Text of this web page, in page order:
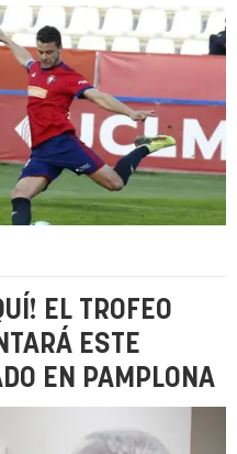
EL TROFEO
ESTE
EN PAMPLONA